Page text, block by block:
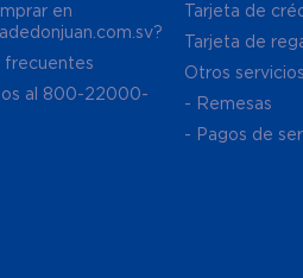
en
frecuentes
al 800-22000-
Tarjeta de
Tarjeta de
Otros
- Remesas
- Pagos de